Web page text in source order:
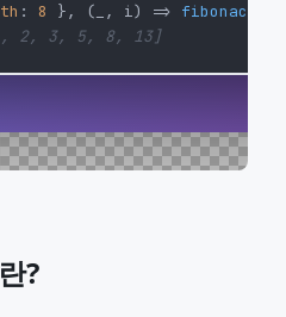
: 8 }, ( _, i) =>
fibonacci
2, 3, 5, 8, 13]
?